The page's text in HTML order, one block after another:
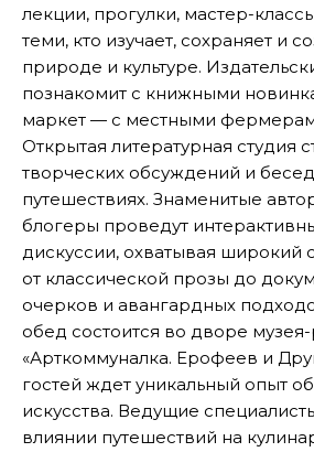
лекции, прогулки, мастер-
теми, кто изучает, сохраняет и
природе и культуре.
познакомит с книжными
маркет — с местными
Открытая литературная студия
творческих обсуждений и
путешествиях. Знаменитые
блогеры проведут
дискуссии, охватывая широкий
от классической прозы до
очерков и авангардных
обед состоится во дворе
«Арткоммуналка. Ерофеев и
гостей ждет уникальный опыт
искусства. Ведущие
влиянии путешествий на